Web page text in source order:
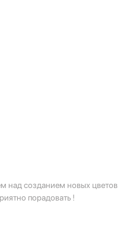
над созданием новых цветов
порадовать !